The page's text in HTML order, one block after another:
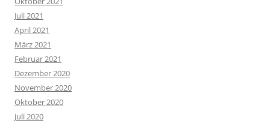
Juli 2021
April 2021
März 2021
Februar 2021
Dezember 2020
November 2020
Oktober 2020
Juli 2020